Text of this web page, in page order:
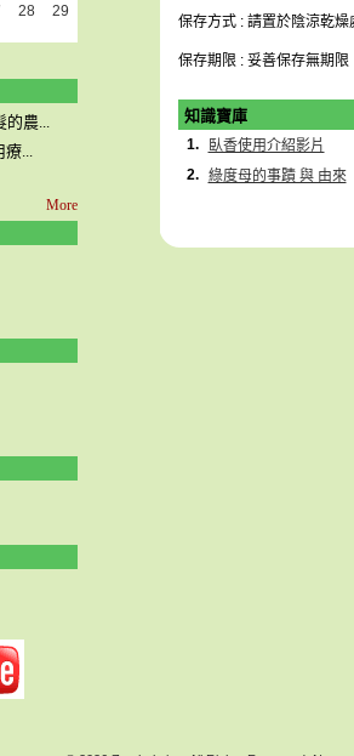
28
29
的農...
療...
More
保存方式 : 請置於陰涼乾燥
保存期限 : 妥善保存無期限
知識寶庫
1.
臥香使用介紹影片
2. 綠度母的事蹟 與 由來